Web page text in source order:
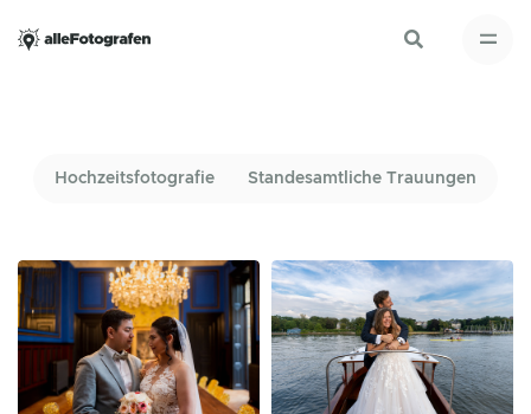
Hochzeitsfotografie Standesamtliche Trauungen